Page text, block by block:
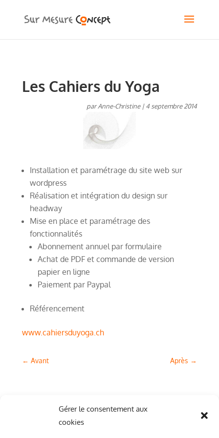
Gérer le consentement aux
cookies
Les Cahiers du Yoga
parAnne-Christine|4 septembre 2014
Installation et paramétrage du site web sur
wordpress
Réalisation et intégration du design sur
headway
Mise en place et paramétrage des
fonctionnalités
Abonnement annuel par formulaire
Achat de PDF et commande de version
papier en ligne
Paiement par Paypal
Référencement
www.cahiersduyoga.ch
← Avant Après →